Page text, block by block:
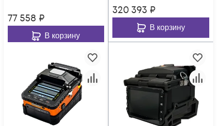
77 558 ₽
В корзину
320 393 ₽
В корзину